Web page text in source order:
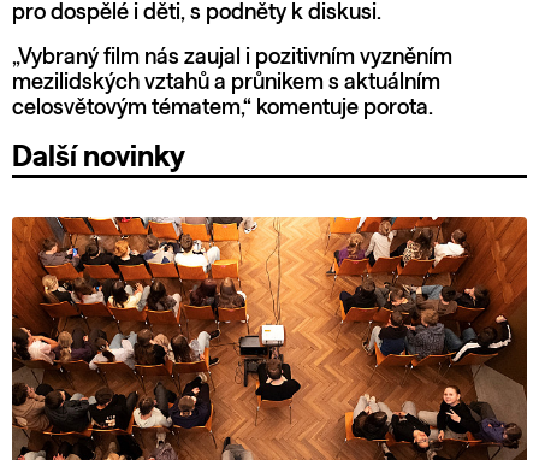
pro dospělé i děti, s podněty k diskusi.
„Vybraný film nás zaujal i pozitivním vyzněním
mezilidských vztahů a průnikem s aktuálním
celosvětovým tématem,“ komentuje porota.
Další novinky